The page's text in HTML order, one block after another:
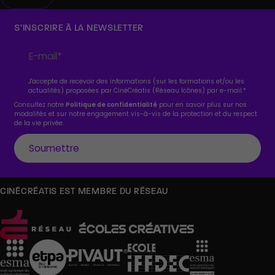
S’INSCRIRE À LA NEWSLETTER
J'accepte de recevoir des informations (sur les formations et/ou les
actualités) proposées par CinéCréatis (Réseau Icônes) par e-mail.*
Consultez notrePolitique de confidentialité pour en savoir plus sur nos
modalités et sur notre engagement vis-à-vis de la protection et du respect
de la vie privée.
CINÉCRÉATIS EST MEMBRE DU RÉSEAU